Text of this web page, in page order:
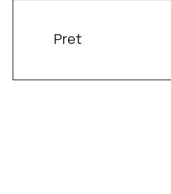
Pret